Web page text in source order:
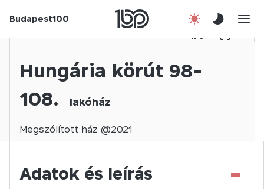
Budapest100
Csatlakozz!
1/ 0
Hungária körút 98-
108.
lakóház
Megszólított ház @2021
Adatok és leírás -